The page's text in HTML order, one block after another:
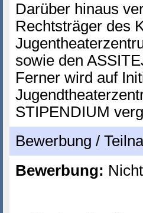
Darüber hinaus
Rechtsträger des
sowie den
Ferner wird auf
STIPENDIUM
Bewerbung /
Bewerbung: